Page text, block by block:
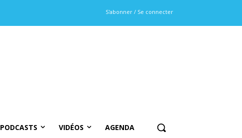
S'abonner / Se connecter
PODCASTS VIDÉOS AGENDA